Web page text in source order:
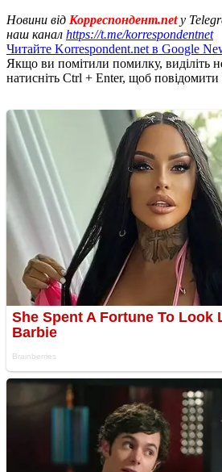
Новини від Корреспондент.netу
наш канал https://t.me/korrespondentnet
Читайте Korrespondent.net в Google
Якщо ви помітили помилку, виділіть
натисніть Ctrl + Enter, щоб